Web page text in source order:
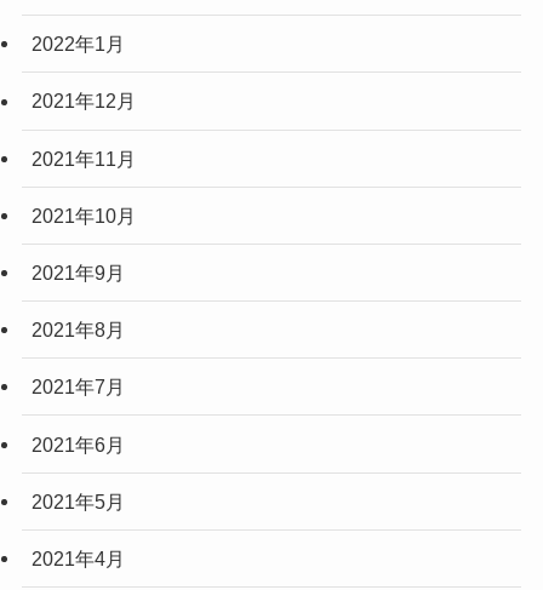
2022年1月
2021年12月
2021年11月
2021年10月
2021年9月
2021年8月
2021年7月
2021年6月
2021年5月
2021年4月